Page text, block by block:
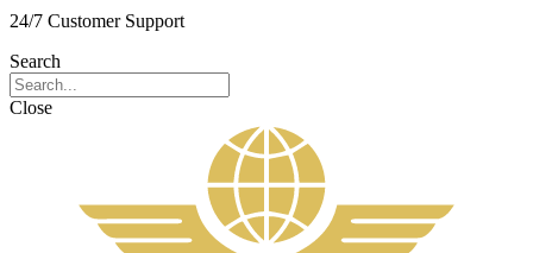
24/7 Customer Support
Search
Close